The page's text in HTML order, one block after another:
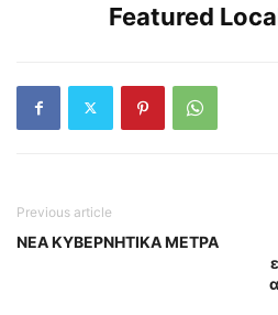
Featured
Previous article
ΝΕΑ ΚΥΒΕΡΝΗΤΙΚΑ ΜΕΤΡΑ